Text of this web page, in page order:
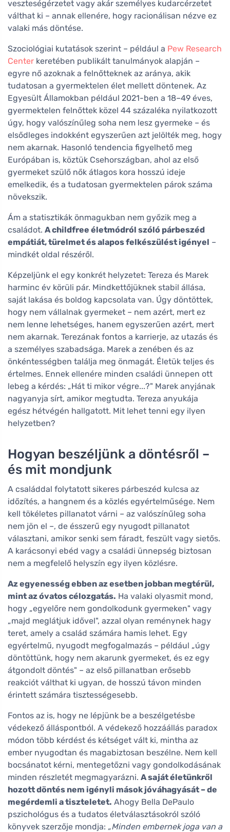
veszteségérzetet vagy akár személyes kudarcérzetet
válthat ki – annak ellenére, hogy racionálisan nézve ez
valaki más döntése.
Szociológiai kutatások szerint – például a Pew Research
Center keretében publikált tanulmányok alapján –
egyre nő azoknak a felnőtteknek az aránya, akik
tudatosan a gyermektelen élet mellett döntenek. Az
Egyesült Államokban például 2021-ben a 18–49 éves,
gyermektelen felnőttek közel 44 százaléka nyilatkozott
úgy, hogy valószínűleg soha nem lesz gyermeke – és
elsődleges indokként egyszerűen azt jelölték meg, hogy
nem akarnak. Hasonló tendencia figyelhető meg
Európában is, köztük Csehországban, ahol az első
gyermeket szülő nők átlagos kora hosszú ideje
emelkedik, és a tudatosan gyermektelen párok száma
növekszik.
Ám a statisztikák önmagukban nem győzik meg a
családot. A childfree életmódról szóló párbeszéd
empátiát, türelmet és alapos felkészülést igényel –
mindkét oldal részéről.
Képzeljünk el egy konkrét helyzetet: Tereza és Marek
harminc év körüli pár. Mindkettőjüknek stabil állása,
saját lakása és boldog kapcsolata van. Úgy döntöttek,
hogy nem vállalnak gyermeket – nem azért, mert ez
nem lenne lehetséges, hanem egyszerűen azért, mert
nem akarnak. Terezának fontos a karrierje, az utazás és
a személyes szabadsága. Marek a zenében és az
önkéntességben találja meg önmagát. Életük teljes és
értelmes. Ennek ellenére minden családi ünnepen ott
lebeg a kérdés: „Hát ti mikor végre...?" Marek anyjának
nagyanyja sírt, amikor megtudta. Tereza anyukája
egész hétvégén hallgatott. Mit lehet tenni egy ilyen
helyzetben?
Hogyan beszéljünk a döntésről –
és mit mondjunk
A családdal folytatott sikeres párbeszéd kulcsa az
időzítés, a hangnem és a közlés egyértelműsége. Nem
kell tökéletes pillanatot várni – az valószínűleg soha
nem jön el –, de ésszerű egy nyugodt pillanatot
választani, amikor senki sem fáradt, feszült vagy sietős.
A karácsonyi ebéd vagy a családi ünnepség biztosan
nem a megfelelő helyszín egy ilyen közlésre.
Az egyenesség ebben az esetben jobban megtérül,
mint az óvatos célozgatás. Ha valaki olyasmit mond,
hogy „egyelőre nem gondolkodunk gyermeken" vagy
„majd meglátjuk idővel", azzal olyan reménynek hagy
teret, amely a család számára hamis lehet. Egy
egyértelmű, nyugodt megfogalmazás – például „úgy
döntöttünk, hogy nem akarunk gyermeket, és ez egy
átgondolt döntés" – az első pillanatban erősebb
reakciót válthat ki ugyan, de hosszú távon minden
érintett számára tisztességesebb.
Fontos az is, hogy ne lépjünk be a beszélgetésbe
védekező álláspontból. A védekező hozzáállás paradox
módon több kérdést és kétséget vált ki, mintha az
ember nyugodtan és magabiztosan beszélne. Nem kell
bocsánatot kérni, mentegetőzni vagy gondolkodásának
minden részletét megmagyarázni. A saját életünkről
hozott döntés nem igényli mások jóváhagyását – de
megérdemli a tiszteletet. Ahogy Bella DePaulo
pszichológus és a tudatos életválasztásokról szóló
könyvek szerzője mondja: „Minden embernek joga van a